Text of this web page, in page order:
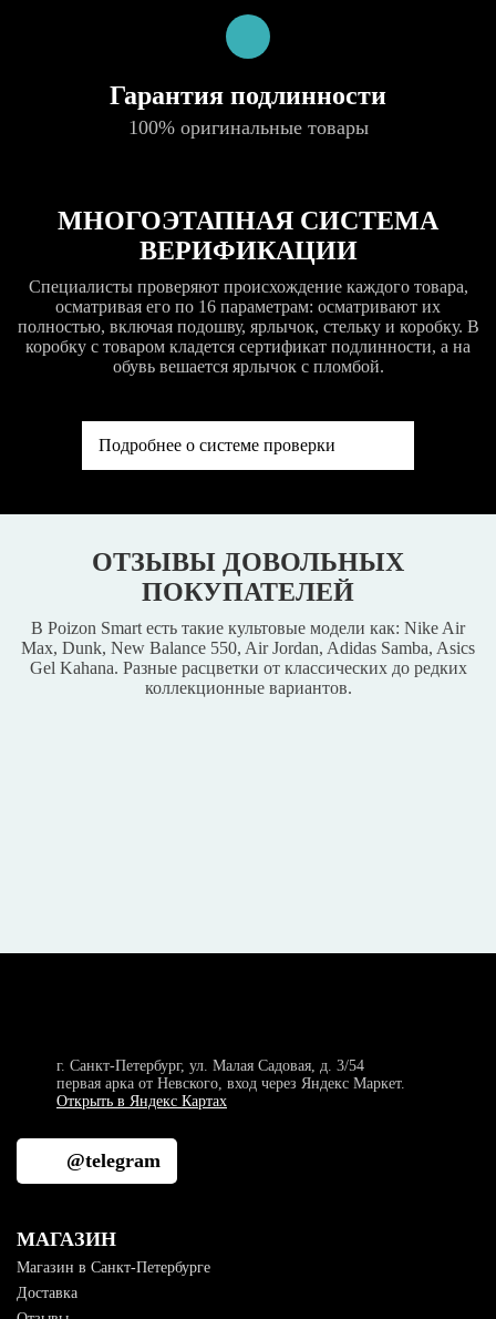
Гарантия подлинности
100% оригинальные товары
МНОГОЭТАПНАЯ СИСТЕМА
ВЕРИФИКАЦИИ
Специалисты проверяют происхождение каждого товара,
осматривая его по 16 параметрам: осматривают их
полностью, включая подошву, ярлычок, стельку и коробку. В
коробку с товаром кладется сертификат подлинности, а на
обувь вешается ярлычок с пломбой.
Подробнее о системе проверки
ОТЗЫВЫ ДОВОЛЬНЫХ
ПОКУПАТЕЛЕЙ
В Poizon Smart есть такие культовые модели как: Nike Air
Max, Dunk, New Balance 550, Air Jordan, Adidas Samba, Asics
Gel Kahana. Разные расцветки от классических до редких
коллекционные вариантов.
г. Санкт-Петербург, ул. Малая Садовая, д. 3/54
первая арка от Невского, вход через Яндекс Маркет.
Открыть в Яндекс Картах
@telegram
МАГАЗИН
Магазин в Санкт-Петербурге
Доставка